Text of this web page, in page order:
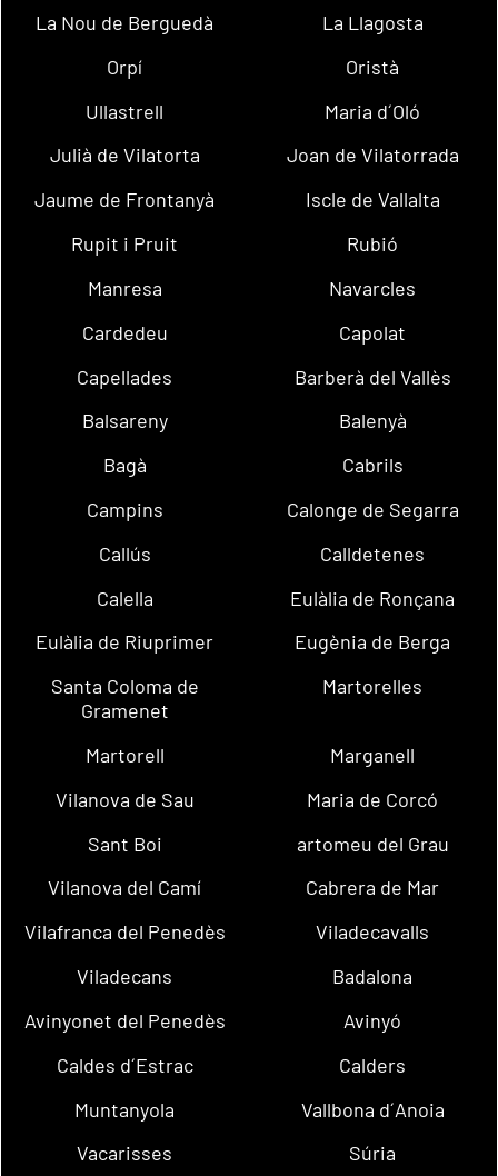
La Nou de Berguedà
La Llagosta
Orpí
Oristà
Ullastrell
Maria d´Oló
Julià de Vilatorta
Joan de Vilatorrada
Jaume de Frontanyà
Iscle de Vallalta
Rupit i Pruit
Rubió
Manresa
Navarcles
Cardedeu
Capolat
Capellades
Barberà del Vallès
Balsareny
Balenyà
Bagà
Cabrils
Campins
Calonge de Segarra
Callús
Calldetenes
Calella
Eulàlia de Ronçana
Eulàlia de Riuprimer
Eugènia de Berga
Santa Coloma de
Gramenet
Martorelles
Martorell
Marganell
Vilanova de Sau
Maria de Corcó
Sant Boi
artomeu del Grau
Vilanova del Camí
Cabrera de Mar
Vilafranca del Penedès
Viladecavalls
Viladecans
Badalona
Avinyonet del Penedès
Avinyó
Caldes d´Estrac
Calders
Muntanyola
Vallbona d´Anoia
Vacarisses
Súria